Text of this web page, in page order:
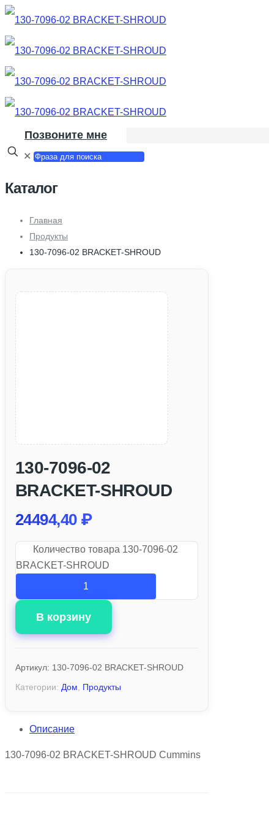
Позвоните мне
✕
Каталог
Главная
Продукты
130-7096-02 BRACKET-SHROUD
130-7096-02
BRACKET-SHROUD
24494,40 ₽
Количество товара 130-7096-02
BRACKET-SHROUD
В корзину
Артикул: 130-7096-02 BRACKET-SHROUD
Категории: Дом Продукты
Описание
130-7096-02 BRACKET-SHROUD Cummins